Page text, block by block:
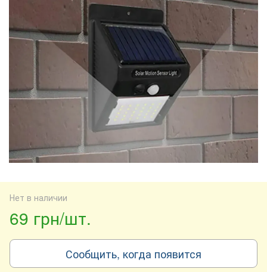
Нет в наличии
69 грн/шт.
Сообщить, когда появится